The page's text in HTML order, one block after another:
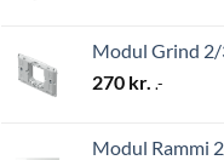
Modul Grind
270 kr. .-
Modul Rammi